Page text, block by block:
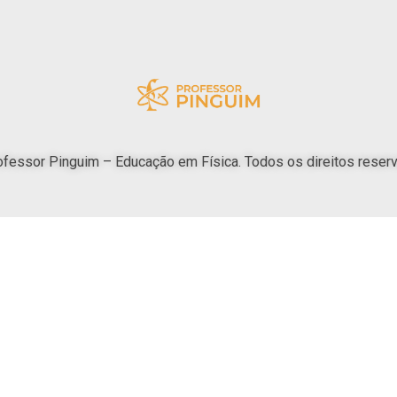
Pinguim – Educação em Física. Todos os direitos